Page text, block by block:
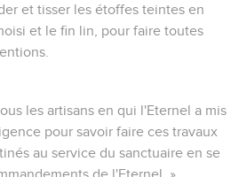
et tisser les étoffes teintes en
et le fin lin, pour faire toutes
les artisans en qui l'Eternel a mis
pour savoir faire ces travaux
au service du sanctuaire en se